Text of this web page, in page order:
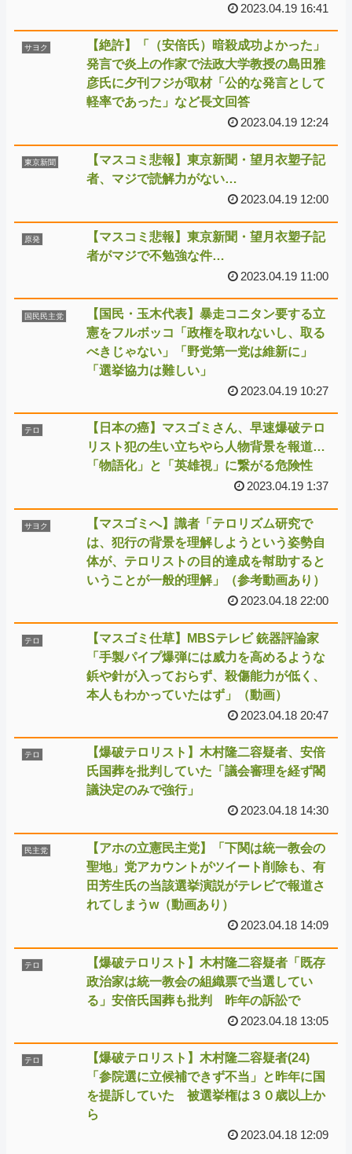
2023.04.19 16:41
サヨク
【絶許】「（安倍氏）暗殺成功よかった」
発言で炎上の作家で法政大学教授の島田雅
彦氏に夕刊フジが取材「公的な発言として
軽率であった」など長文回答
2023.04.19 12:24
東京新聞
【マスコミ悲報】東京新聞・望月衣塑子記
者、マジで読解力がない…
2023.04.19 12:00
原発
【マスコミ悲報】東京新聞・望月衣塑子記
者がマジで不勉強な件…
2023.04.19 11:00
国民民主党
【国民・玉木代表】暴走コニタン要する立
憲をフルボッコ「政権を取れないし、取る
べきじゃない」「野党第一党は維新に」
「選挙協力は難しい」
2023.04.19 10:27
テロ
【日本の癌】マスゴミさん、早速爆破テロ
リスト犯の生い立ちやら人物背景を報道…
「物語化」と「英雄視」に繋がる危険性
2023.04.19 1:37
サヨク
【マスゴミへ】識者「テロリズム研究で
は、犯行の背景を理解しようという姿勢自
体が、テロリストの目的達成を幇助すると
いうことが一般的理解」（参考動画あり）
2023.04.18 22:00
テロ
【マスゴミ仕草】MBSテレビ 銃器評論家
「手製パイプ爆弾には威力を高めるような
鋲や針が入っておらず、殺傷能力が低く、
本人もわかっていたはず」（動画）
2023.04.18 20:47
テロ
【爆破テロリスト】木村隆二容疑者、安倍
氏国葬を批判していた「議会審理を経ず閣
議決定のみで強行」
2023.04.18 14:30
民主党
【アホの立憲民主党】「下関は統一教会の
聖地」党アカウントがツイート削除も、有
田芳生氏の当該選挙演説がテレビで報道さ
れてしまうw（動画あり）
2023.04.18 14:09
テロ
【爆破テロリスト】木村隆二容疑者「既存
政治家は統一教会の組織票で当選してい
る」安倍氏国葬も批判 昨年の訴訟で
2023.04.18 13:05
テロ
【爆破テロリスト】木村隆二容疑者(24)
「参院選に立候補できず不当」と昨年に国
を提訴していた 被選挙権は３０歳以上か
ら
2023.04.18 12:09